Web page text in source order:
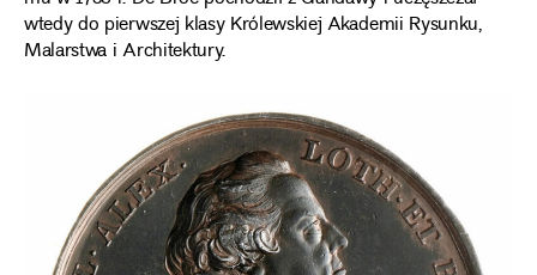
wtedy do pierwszej klasy Królewskiej Akademii Rysunku,
Malarstwa i Architektury.